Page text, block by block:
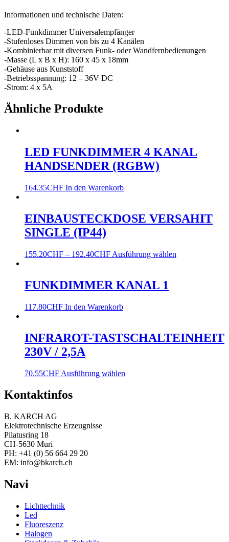
Informationen und technische Daten:
-LED-Funkdimmer Universalempfänger
-Stufenloses Dimmen von bis zu 4 Kanälen
-Kombinierbar mit diversen Funk- oder Wandfernbedienungen
-Masse (L x B x H): 160 x 45 x 18mm
-Gehäuse aus Kunststoff
-Betriebsspannung: 12 – 36V DC
-Strom: 4 x 5A
Ähnliche Produkte
LED FUNKDIMMER 4 KANAL
HANDSENDER (RGBW)
164.35CHF In den Warenkorb
EINBAUSTECKDOSE VERSAHIT
SINGLE (IP44)
155.20CHF – 192.40CHF Ausführung wählen
FUNKDIMMER KANAL 1
117.80CHF In den Warenkorb
INFRAROT-TASTSCHALTEINHEIT
230V / 2,5A
70.55CHF Ausführung wählen
Kontaktinfos
B. KARCH AG
Elektrotechnische Erzeugnisse
Pilatusring 18
CH-5630 Muri
PH: +41 (0) 56 664 29 20
EM: info@bkarch.ch
Navi
Lichttechnik
Led
Fluoreszenz
Halogen